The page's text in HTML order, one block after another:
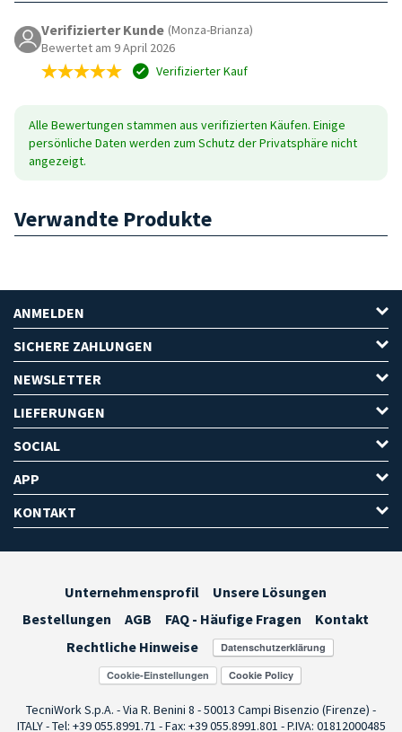
Verifizierter Kunde (Monza-Brianza)
Bewertet am 9 April 2026
Verifizierter Kauf
Alle Bewertungen stammen aus verifizierten Käufen. Einige
persönliche Daten werden zum Schutz der Privatsphäre nicht
angezeigt.
Verwandte Produkte
ANMELDEN
SICHERE ZAHLUNGEN
NEWSLETTER
LIEFERUNGEN
SOCIAL
APP
KONTAKT
Unternehmensprofil
Unsere Lösungen
Bestellungen
AGB FAQ - Häufige Fragen
Kontakt
Rechtliche Hinweise
Cookie-Einstellungen
TecniWork S.p.A. - Via R. Benini 8 - 50013 Campi Bisenzio (Firenze) -
ITALY - Tel: +39 055.8991.71 - Fax: +39 055.8991.801 - P.IVA: 01812000485